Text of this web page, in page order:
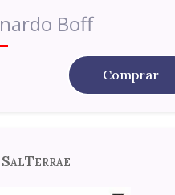
Boff
Comprar
SalTerrae